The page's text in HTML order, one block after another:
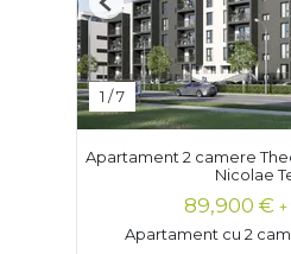
1 /7
Previous
Apartament 2 camere
Nicolae
89,900 € +
Apartament cu 2